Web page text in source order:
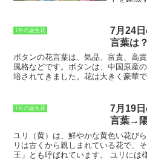
と信じら
扱われて
の名前の
がありま
の形が提
別名であ
見えるこ
と呼ばれ
たという
の周りに
ています
ローマの
美しさか
てきまし
ガルから
では、鉢
す。
7月の誕生花
7月24
言葉は？
ボタンの花言葉は、気品、富貴、高
風格などです。ボタンは、中国原産
培されてきました。花は大きく豪華
して用いられてきました。ボタンは
祝い事などに飾られます。また、ボ
おり、北京の故宮には、ボタンの庭
7月の誕生花
7月19
言葉→
ユリ（黄）は、鮮やかな黄色い花び
リは古くから親しまれている花で、
王」とも呼ばれています。 ユリには